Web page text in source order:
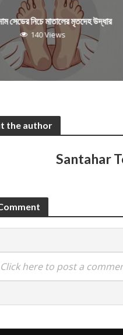
সেডের নিচে মাতালের মৃতদেহ উদ্ধার
140 Views
the author
Santahar
Click here to post a